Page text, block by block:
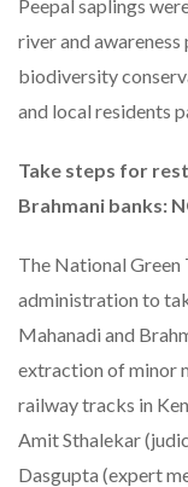
Peepal saplings
river and
biodiversity
and local residents
Take steps for
Brahmani banks:
The National
administration to
Mahanadi and
extraction of minor
railway tracks in
Amit Sthalekar
Dasgupta (expert